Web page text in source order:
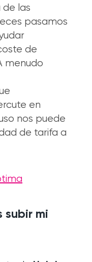
de las
pasamos
de
menudo
en
nos puede
de tarifa a
subir mi